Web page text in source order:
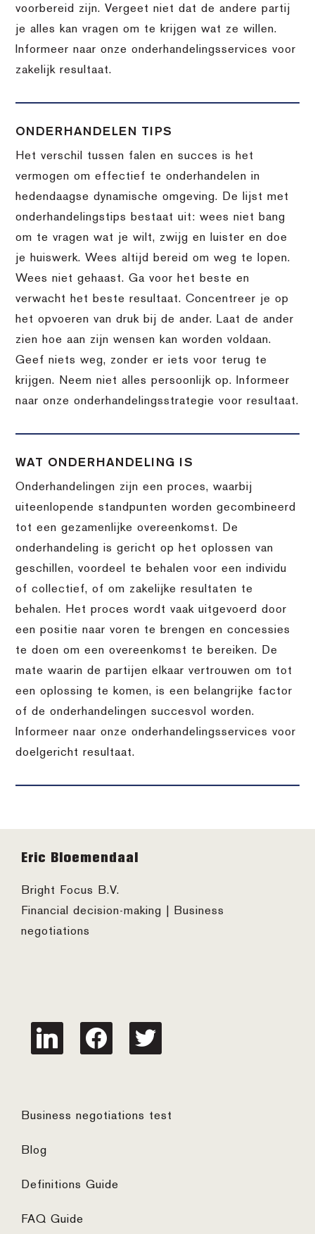
voorbereid zijn. Vergeet niet dat de andere partij
je alles kan vragen om te krijgen wat ze willen.
Informeer naar onze onderhandelingsservices voor
zakelijk resultaat.
ONDERHANDELEN TIPS
Het verschil tussen falen en succes is het
vermogen om effectief te onderhandelen in
hedendaagse dynamische omgeving. De lijst met
onderhandelingstips bestaat uit: wees niet bang
om te vragen wat je wilt, zwijg en luister en doe
je huiswerk. Wees altijd bereid om weg te lopen.
Wees niet gehaast. Ga voor het beste en
verwacht het beste resultaat. Concentreer je op
het opvoeren van druk bij de ander. Laat de ander
zien hoe aan zijn wensen kan worden voldaan.
Geef niets weg, zonder er iets voor terug te
krijgen. Neem niet alles persoonlijk op. Informeer
naar onze onderhandelingsstrategie voor resultaat.
WAT ONDERHANDELING IS
Onderhandelingen zijn een proces, waarbij
uiteenlopende standpunten worden gecombineerd
tot een gezamenlijke overeenkomst. De
onderhandeling is gericht op het oplossen van
geschillen, voordeel te behalen voor een individu
of collectief, of om zakelijke resultaten te
behalen. Het proces wordt vaak uitgevoerd door
een positie naar voren te brengen en concessies
te doen om een overeenkomst te bereiken. De
mate waarin de partijen elkaar vertrouwen om tot
een oplossing te komen, is een belangrijke factor
of de onderhandelingen succesvol worden.
Informeer naar onze onderhandelingsservices voor
doelgericht resultaat.
Footer
Eric Bloemendaal
Bright Focus B.V.
Financial decision-making | Business
negotiations
linkedin facebook twitter
Business negotiations test
Blog
Definitions Guide
FAQ Guide